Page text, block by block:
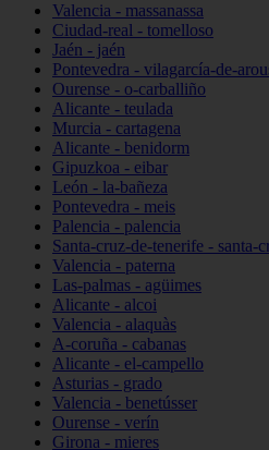
Valencia - massanassa
Ciudad-real - tomelloso
Jaén - jaén
Pontevedra - vilagarcía-de-
Ourense - o-carballiño
Alicante - teulada
Murcia - cartagena
Alicante - benidorm
Gipuzkoa - eibar
León - la-bañeza
Pontevedra - meis
Palencia - palencia
Santa-cruz-de-tenerife - santa-
Valencia - paterna
Las-palmas - agüimes
Alicante - alcoi
Valencia - alaquàs
A-coruña - cabanas
Alicante - el-campello
Asturias - grado
Valencia - benetússer
Ourense - verín
Girona - mieres